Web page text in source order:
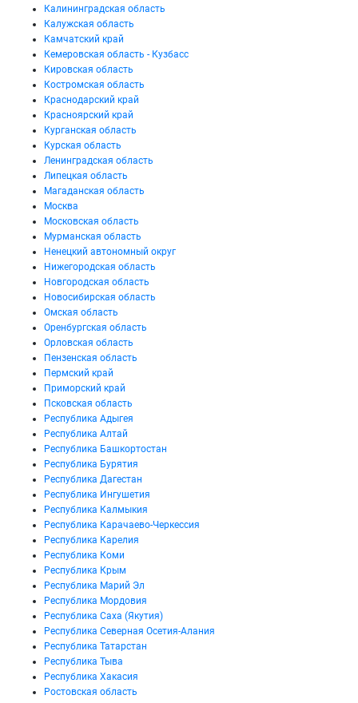
Калининградская область
Калужская область
Камчатский край
Кемеровская область - Кузбасс
Кировская область
Костромская область
Краснодарский край
Красноярский край
Курганская область
Курская область
Ленинградская область
Липецкая область
Магаданская область
Москва
Московская область
Мурманская область
Ненецкий автономный округ
Нижегородская область
Новгородская область
Новосибирская область
Омская область
Оренбургская область
Орловская область
Пензенская область
Пермский край
Приморский край
Псковская область
Республика Адыгея
Республика Алтай
Республика Башкортостан
Республика Бурятия
Республика Дагестан
Республика Ингушетия
Республика Калмыкия
Республика Карачаево-Черкессия
Республика Карелия
Республика Коми
Республика Крым
Республика Марий Эл
Республика Мордовия
Республика Саха (Якутия)
Республика Северная Осетия-Алания
Республика Татарстан
Республика Тыва
Республика Хакасия
Ростовская область